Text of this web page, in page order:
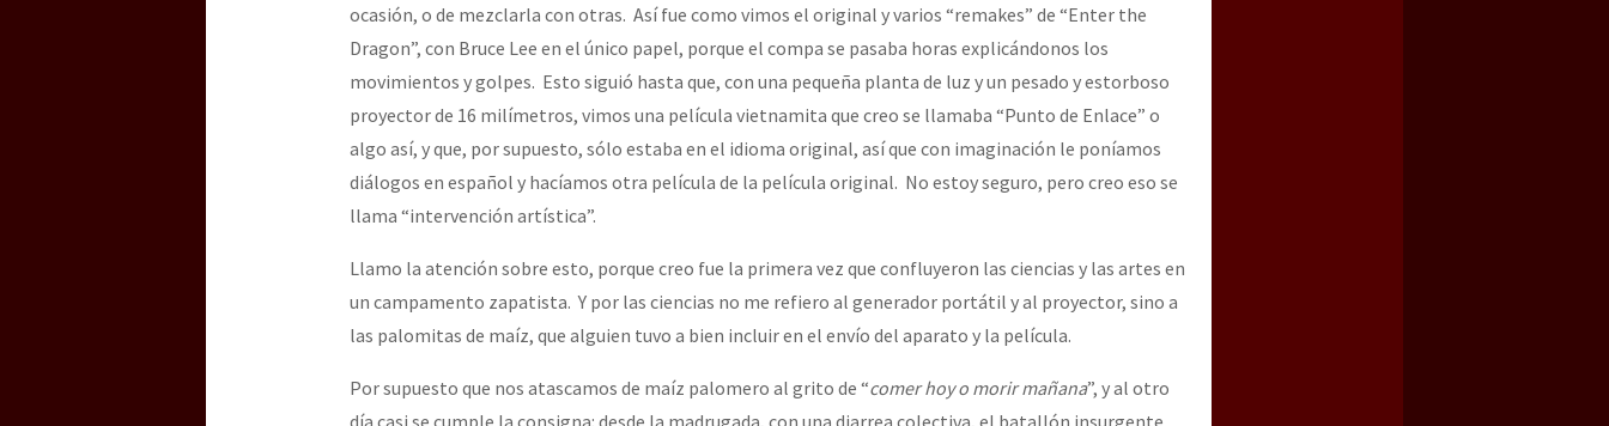
ocasión, o de mezclarla con otras. Así fue como vimos el original y varios “remakes” de “Enter the
Dragon”, con Bruce Lee en el único papel, porque el compa se pasaba horas explicándonos los
movimientos y golpes. Esto siguió hasta que, con una pequeña planta de luz y un pesado y estorboso
proyector de 16 milímetros, vimos una película vietnamita que creo se llamaba “Punto de Enlace” o
algo así, y que, por supuesto, sólo estaba en el idioma original, así que con imaginación le poníamos
diálogos en español y hacíamos otra película de la película original. No estoy seguro, pero creo eso se
llama “intervención artística”.
Llamo la atención sobre esto, porque creo fue la primera vez que confluyeron las ciencias y las artes en
un campamento zapatista. Y por las ciencias no me refiero al generador portátil y al proyector, sino a
las palomitas de maíz, que alguien tuvo a bien incluir en el envío del aparato y la película.
Por supuesto que nos atascamos de maíz palomero al grito de “comer hoy o morir mañana”, y al otro
día casi se cumple la consigna: desde la madrugada, con una diarrea colectiva, el batallón insurgente